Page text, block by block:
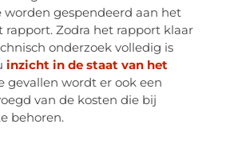
worden gespendeerd aan het
rapport. Zodra het rapport klaar
onderzoek volledig is
inzicht in de staat van het
gevallen wordt er ook een
van de kosten die bij
behoren.